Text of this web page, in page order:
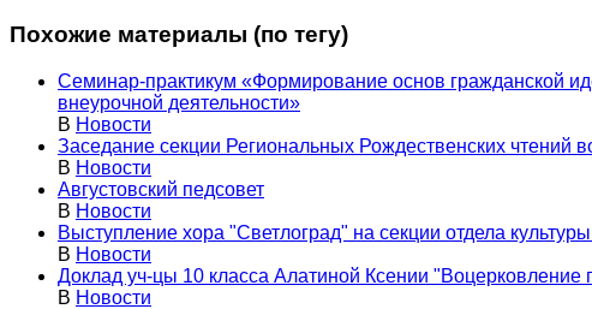
Похожие материалы (по тегу)
Семинар-практикум «Формирование основ гражданской
внеурочной деятельности»
В Новости
Заседание секции Региональных Рождественских чтений
В Новости
Августовский педсовет
В Новости
Выступление хора "Светлоград" на секции отдела
В Новости
Доклад уч-цы 10 класса Алатиной Ксении "Воцерковление
В Новости